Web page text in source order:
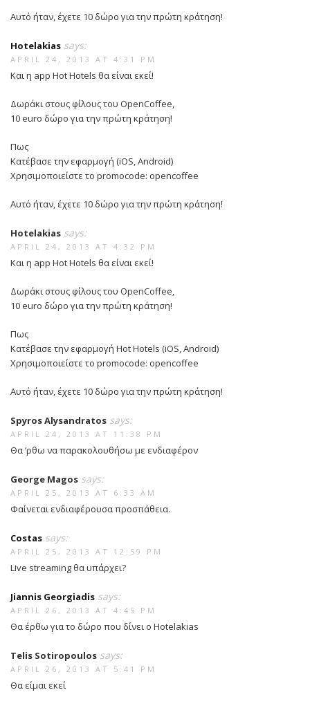
Αυτό ήταν, έχετε 10 δώρο για την πρώτη κράτηση!
Hotelakias says:
APRIL 24, 2013 AT 4:31 PM
Και η app Hot Hotels θα είναι εκεί!
Δωράκι στους φίλους του OpenCoffee,
10 eurο δώρο για την πρώτη κράτηση!
Πως
Κατέβασε την εφαρμογή (iOS, Android)
Χρησιμοποιείστε το promocode: opencoffee
Αυτό ήταν, έχετε 10 δώρο για την πρώτη κράτηση!
Hotelakias says:
APRIL 24, 2013 AT 4:32 PM
Και η app Hot Hotels θα είναι εκεί!
Δωράκι στους φίλους του OpenCoffee,
10 eurο δώρο για την πρώτη κράτηση!
Πως
Κατέβασε την εφαρμογή Hot Hotels (iOS, Android)
Χρησιμοποιείστε το promocode: opencoffee
Αυτό ήταν, έχετε 10 δώρο για την πρώτη κράτηση!
Spyros Alysandratos says:
APRIL 24, 2013 AT 11:38 PM
Θα ‘ρθω να παρακολουθήσω με ενδιαφέρον
George Magos says:
APRIL 25, 2013 AT 6:33 AM
Φαίνεται ενδιαφέρουσα προσπάθεια.
Costas says:
APRIL 25, 2013 AT 12:59 PM
Live streaming θα υπάρχει?
Jiannis Georgiadis says:
APRIL 26, 2013 AT 4:45 PM
Θα έρθω για το δώρο που δίνει ο Hotelakias
Telis Sotiropoulos says:
APRIL 26, 2013 AT 5:41 PM
Θα είμαι εκεί